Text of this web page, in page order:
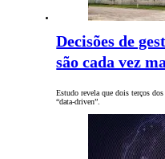
Decisões de
são cada vez
Estudo revela que dois terços
“data-driven”.